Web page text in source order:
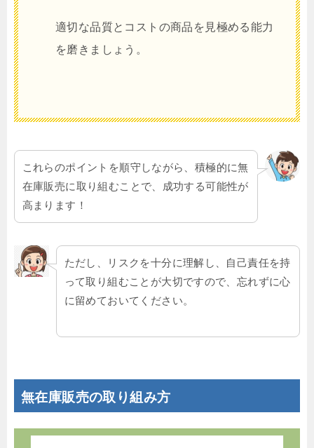
適切な品質とコストの商品を見極める能力
を磨きましょう。
これらのポイントを順守しながら、積極的に無
在庫販売に取り組むことで、成功する可能性が
高まります！
ただし、リスクを十分に理解し、自己責任を持
って取り組むことが大切ですので、忘れずに心
に留めておいてください。
無在庫販売の取り組み方